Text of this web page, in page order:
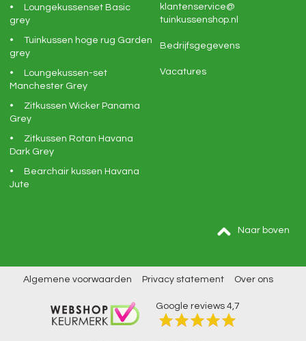
Loungekussenset Basic
grey
Tuinkussen hoge rug Garden
grey
Loungekussen-set
Manchester Grey
Zitkussen Wicker Panama
Grey
Zitkussen Rotan Havana
Dark Grey
Bearchair kussen Havana
Jute
klantenservice@
tuinkussenshop.nl
Bedrijfsgegevens
Vacatures
Naar boven
Algemene voorwaarden Privacy statement Over ons
Google reviews 4,7